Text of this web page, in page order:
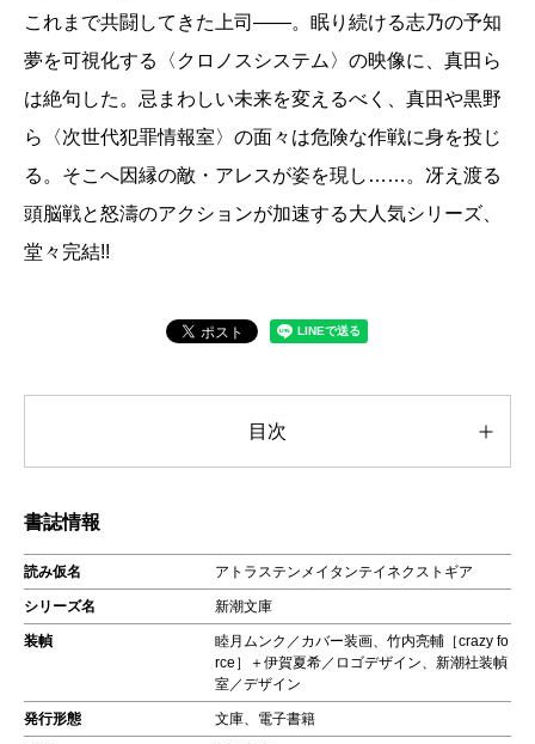
これまで共闘してきた上司――。眠り続ける志乃の予知
夢を可視化する〈クロノスシステム〉の映像に、真田ら
は絶句した。忌まわしい未来を変えるべく、真田や黒野
ら〈次世代犯罪情報室〉の面々は危険な作戦に身を投じ
る。そこへ因縁の敵・アレスが姿を現し……。冴え渡る
頭脳戦と怒濤のアクションが加速する大人気シリーズ、
堂々完結!!
目次
書誌情報
読み仮名 アトラステンメイタンテイネクストギア
シリーズ名 新潮文庫
装幀
睦月ムンク／カバー装画、竹内亮輔［crazy fo
rce］＋伊賀夏希／ロゴデザイン、新潮社装幀
室／デザイン
発行形態 文庫、電子書籍